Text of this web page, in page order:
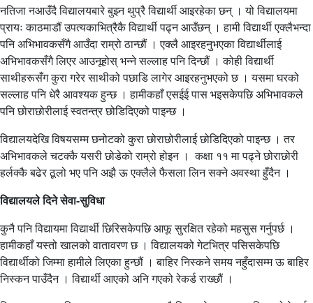
नतिजा नआउँदै विद्यालयबारे बुझ्न थुप्रै विद्यार्थी आइरहेका छन् । यो विद्यालयमा
प्रायः काठमाडौं उपत्यकाभित्रैकै विद्यार्थी पढ्न आउँछन् । हामी विद्यार्थी एक्लैभन्दा
पनि अभिभावकसँगै आउँदा राम्रो ठान्छौं । एक्लै आइरहनुभएका विद्यार्थीलाई
अभिभावकसँगै लिएर आउनूहोस् भन्ने सल्लाह पनि दिन्छौं । कोही विद्यार्थी
साथीहरूसँग कुरा गरेर साथीको पछाडि लागेर आइरहनुभएको छ । यसमा घरको
सल्लाह पनि धेरै आवश्यक हुन्छ । हामीकहाँ एसईई पास भइसकेपछि अभिभावकले
पनि छोराछोरीलाई स्वतन्त्र छोडिदिएको पाइन्छ ।
विद्यालयदेखि विषयसम्म छनोटको कुरा छोराछोरीलाई छोडिदिएको पाइन्छ । तर
अभिभावकले चटक्कै यसरी छोडेको राम्रो होइन । कक्षा ११ मा पढ्ने छोराछोरी
हर्लक्कै बढेर ठूलो भए पनि अझै ऊ एक्लैले फैसला लिन सक्ने अवस्था हुँदैन ।
विद्यालयले दिने सेवा-सुविधा
कुनै पनि विद्यायमा विद्यार्थी छिरिसकेपछि आफू सुरक्षित रहेको महसुस गर्नुपर्छ ।
हामीकहाँ यस्तो खालको वातावरण छ । विद्यालयको गेटभित्र पसिसकेपछि
विद्यार्थीको जिम्मा हामीले लिएका हुन्छौं । बाहिर निस्कने समय नहुँदासम्म ऊ बाहिर
निस्कन पाउँदैन । विद्यार्थी आएको अनि गएको रेकर्ड राख्छौं ।